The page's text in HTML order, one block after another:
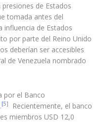
de Estados
tomada antes del
influencia de Estados
por parte del Reino Unido
deberían ser accesibles
de Venezuela nombrado
por el Banco
[5]
Recientemente, el banco
miembros USD 12,0